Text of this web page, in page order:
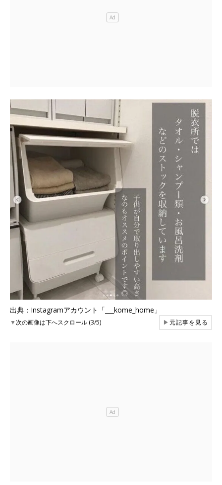
出典：Instagramアカウント「___kome_home」
▼次の画像は下へスクロール (3/5) ▶元記事を見る